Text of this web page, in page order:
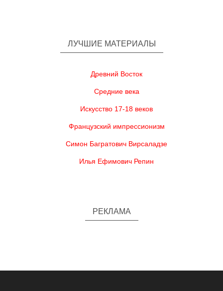
ЛУЧШИЕ МАТЕРИАЛЫ
Древний Восток
Средние века
Искусство 17-18 веков
Французский импрессионизм
Симон Багратович Вирсаладзе
Илья Ефимович Репин
РЕКЛАМА